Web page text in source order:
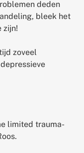
deden
bleek het
zijn!
zoveel
limited trauma-